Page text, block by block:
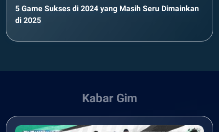
5 Game Sukses di 2024 yang Masih Seru Dimainkan
di 2025
Kabar Gim